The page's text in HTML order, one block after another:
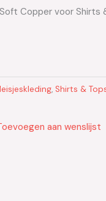
Copper voor Shirts
, Shirts &
aan wenslijst